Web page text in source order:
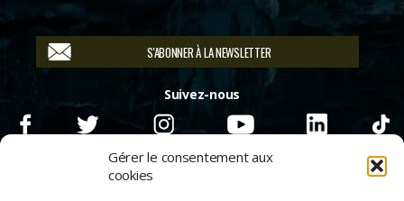
Gérer le consentement aux
cookies
S'ABONNER À LA NEWSLETTER
Suivez-nous